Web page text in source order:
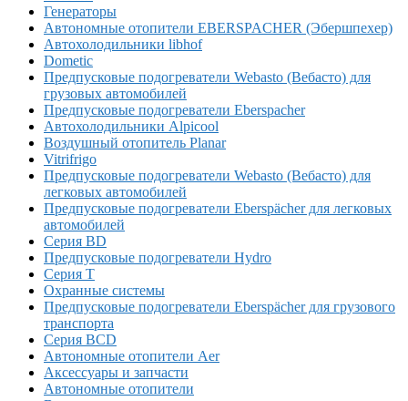
Генераторы
Автономные отопители EBERSPACHER (Эбершпехер)
Автохолодильники libhof
Dometic
Предпусковые подогреватели Webasto (Вебасто) для
грузовых автомобилей
Предпусковые подогреватели Eberspacher
Автохолодильники Alpicool
Воздушный отопитель Planar
Vitrifrigo
Предпусковые подогреватели Webasto (Вебасто) для
легковых автомобилей
Предпусковые подогреватели Eberspächer для легковых
автомобилей
Серия BD
Предпусковые подогреватели Hydro
Серия T
Охранные системы
Предпусковые подогреватели Eberspächer для грузового
транспорта
Серия BCD
Автономные отопители Аer
Аксессуары и запчасти
Автономные отопители